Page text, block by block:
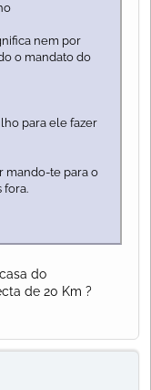
nem por
o mandato do
para ele fazer
mando-te para o
fora.
do
de 20 Km ?